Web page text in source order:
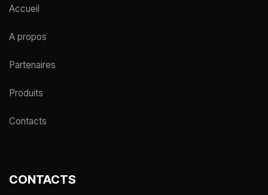
Accueil
A propos
Partenaires
Produits
Contacts
CONTACTS